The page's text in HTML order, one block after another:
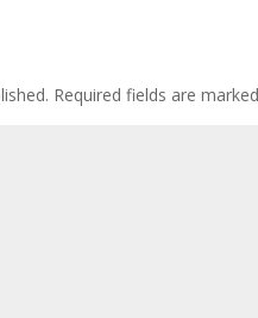
Required fields are